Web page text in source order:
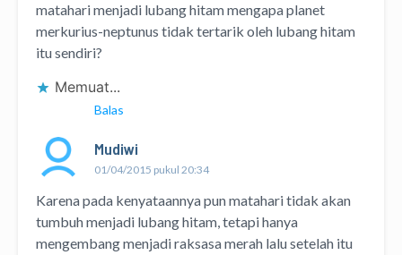
matahari menjadi lubang hitam mengapa planet
merkurius-neptunus tidak tertarik oleh lubang hitam
itu sendiri?
Memuat...
Balas
Mudiwi
01/04/2015 pukul 20:34
Karena pada kenyataannya pun matahari tidak akan
tumbuh menjadi lubang hitam, tetapi hanya
mengembang menjadi raksasa merah lalu setelah itu